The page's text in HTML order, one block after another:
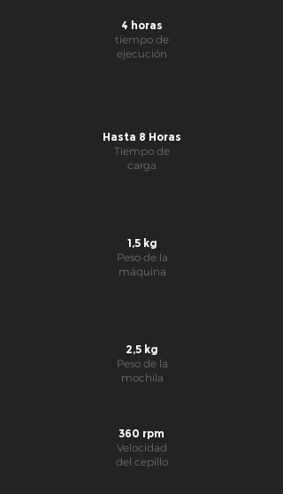
4 horas
tiempo de
ejecución
Hasta 8 Horas
Tiempo de
carga
1,5 kg
Peso de la
máquina
2,5 kg
Peso de la
mochila
360 rpm
Velocidad
del cepillo